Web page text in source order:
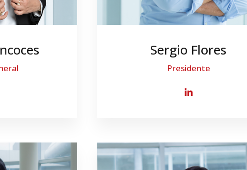
Sergio Flores
Presidente